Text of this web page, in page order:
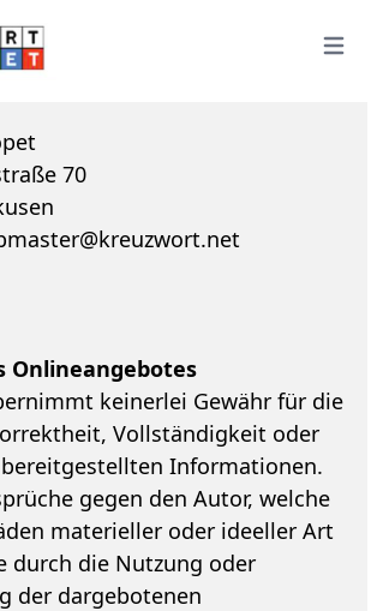
Open
70
Onlineangebotes
keinerlei Gewähr für die
Vollständigkeit oder
Informationen.
gegen den Autor, welche
materieller oder ideeller Art
durch die Nutzung oder
der dargebotenen